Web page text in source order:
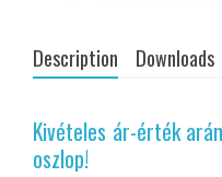
Description Downloads
Kivételes ár-érték
oszlop!